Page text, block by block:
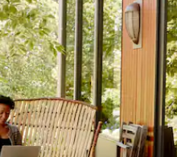
chini au uchunguze kwa